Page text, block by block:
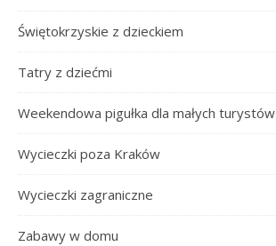
Świętokrzyskie z dzieckiem
Tatry z dziećmi
Weekendowa pigułka dla małych turystów
Wycieczki poza Kraków
Wycieczki zagraniczne
Zabawy w domu